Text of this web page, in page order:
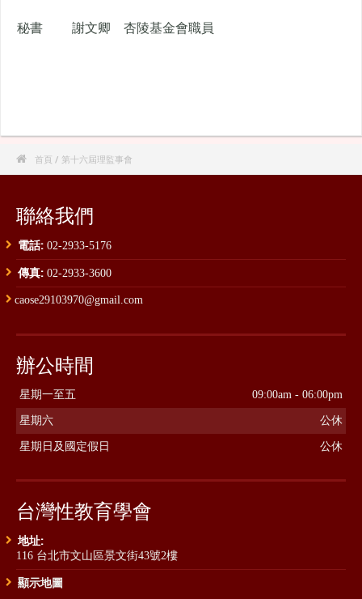
秘書 謝文卿 杏陵基金會職員
 首頁 / 第十六屆理監事會
聯絡我們
電話: 02-2933-5176
傳真: 02-2933-3600
caose29103970@gmail.com
辦公時間
星期一至五 09:00am - 06:00pm
星期六 公休
星期日及國定假日 公休
台灣性教育學會
地址:
116 台北市文山區景文街43號2樓
顯示地圖